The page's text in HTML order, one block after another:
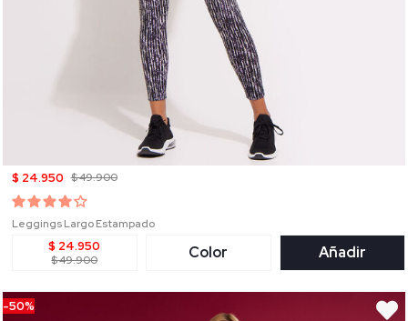
$ 24.950 $ 49.900
Leggings Largo Estampado
$ 24.950
$ 49.900 Color Añadir
-50%